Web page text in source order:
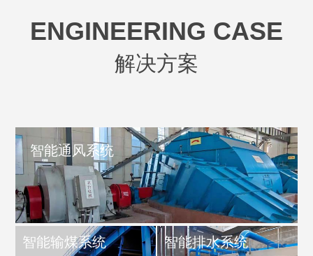
点。装置集输送带图像实
自动分析报警、历史报警
可靠稳定，结构简单, 是工
矿企业输送带纵向撕裂检
测的理想产品。
ENGINEERING CASE
解决方案